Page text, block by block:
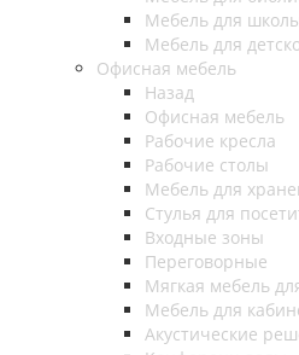
Мебель для
Мебель для
Офисная мебель
Назад
Офисная мебель
Рабочие кресла
Рабочие столы
Мебель для
Стулья для
Входные зоны
Переговорные
Мягкая мебель
Мебель для
Акустические